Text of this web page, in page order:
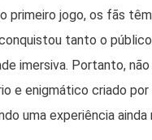
primeiro jogo, os fãs
tanto o
imersiva. Portanto,
e enigmático criado
uma experiência ainda